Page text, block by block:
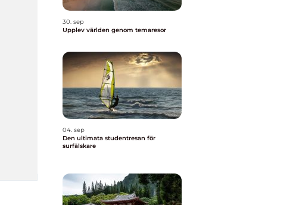
30. sep
Upplev världen genom temaresor
04. sep
Den ultimata studentresan för
surfälskare